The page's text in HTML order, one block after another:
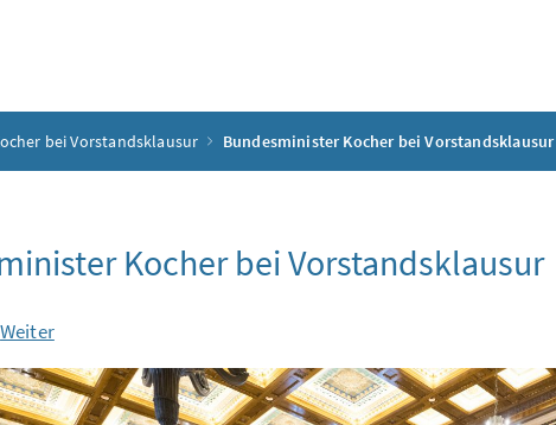
bei Vorstandsklausur Bundesminister Kocher bei Vorstandsklausur
Kocher bei Vorstandsklausur
Weiter